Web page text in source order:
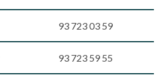
93 723 03 59
93 723 59 55